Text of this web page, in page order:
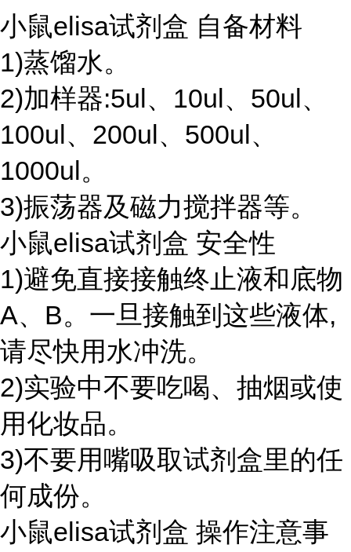
小鼠elisa试剂盒 自备材料
1)蒸馏水。
2)加样器:5ul、10ul、50ul、
100ul、200ul、500ul、
1000ul。
3)振荡器及磁力搅拌器等。
小鼠elisa试剂盒 安全性
1)避免直接接触终止液和底物
A、B。一旦接触到这些液体,
请尽快用水冲洗。
2)实验中不要吃喝、抽烟或使
用化妆品。
3)不要用嘴吸取试剂盒里的任
何成份。
小鼠elisa试剂盒 操作注意事